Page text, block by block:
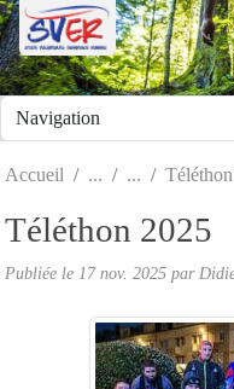
Accueil
Téléthon 2025
Publiée le 17 nov. 2025 par
Panneau de gestion des